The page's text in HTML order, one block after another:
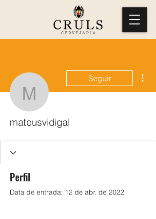
mateusvidigal
Seguir
mateusvidigal
Perfil
Data de entrada: 12 de abr. de 2022